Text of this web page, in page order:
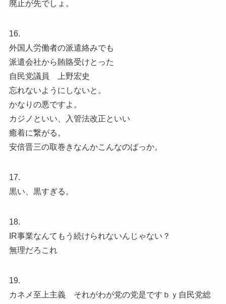
廃止が先でしょ。
16.
外国人労働者の派遣絡みでも
派遣会社から賄賂受けとった
自民党議員 上野宏史
忘れないようにしないと。
かなりの悪ですよ。
カジノといい、入管法改正といい
癒着に繋がる。
安倍晋三の取巻きなんかこんなのばっか。
17.
黒い、黒すぎる。
18.
IR事業なんてもう続けられないんじゃない？
無理だろこれ
19.
カネメ至上主義 それがわが党の党是ですｂｙ自民党総